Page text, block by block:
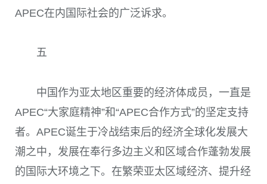
APEC在内国际社会的广泛诉求。
五
中国作为亚太地区重要的经济体成员，一直是
APEC“大家庭精神”和“APEC合作方式”的坚定支持
者。 APEC诞生于冷战结束后的经济全球化发展大
潮之中，发展在奉行多边主义和区域合作蓬勃发展
的国际大环境之下。在繁荣亚太区域经济、提升经